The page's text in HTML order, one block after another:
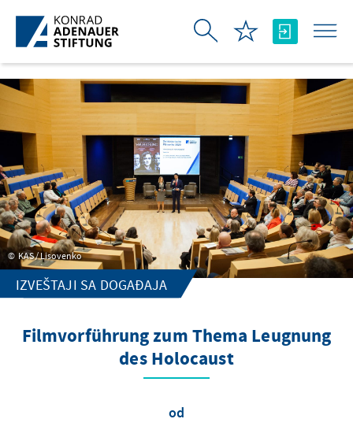
Skip to Main Content
KAS / Lisovenko
IZVEŠTAJI SA DOGAĐAJA
Filmvorführung zum Thema Leugnung
des Holocaust
od